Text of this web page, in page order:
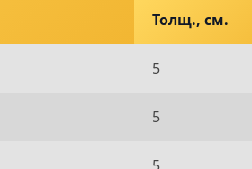
Толщ., см.
5
5